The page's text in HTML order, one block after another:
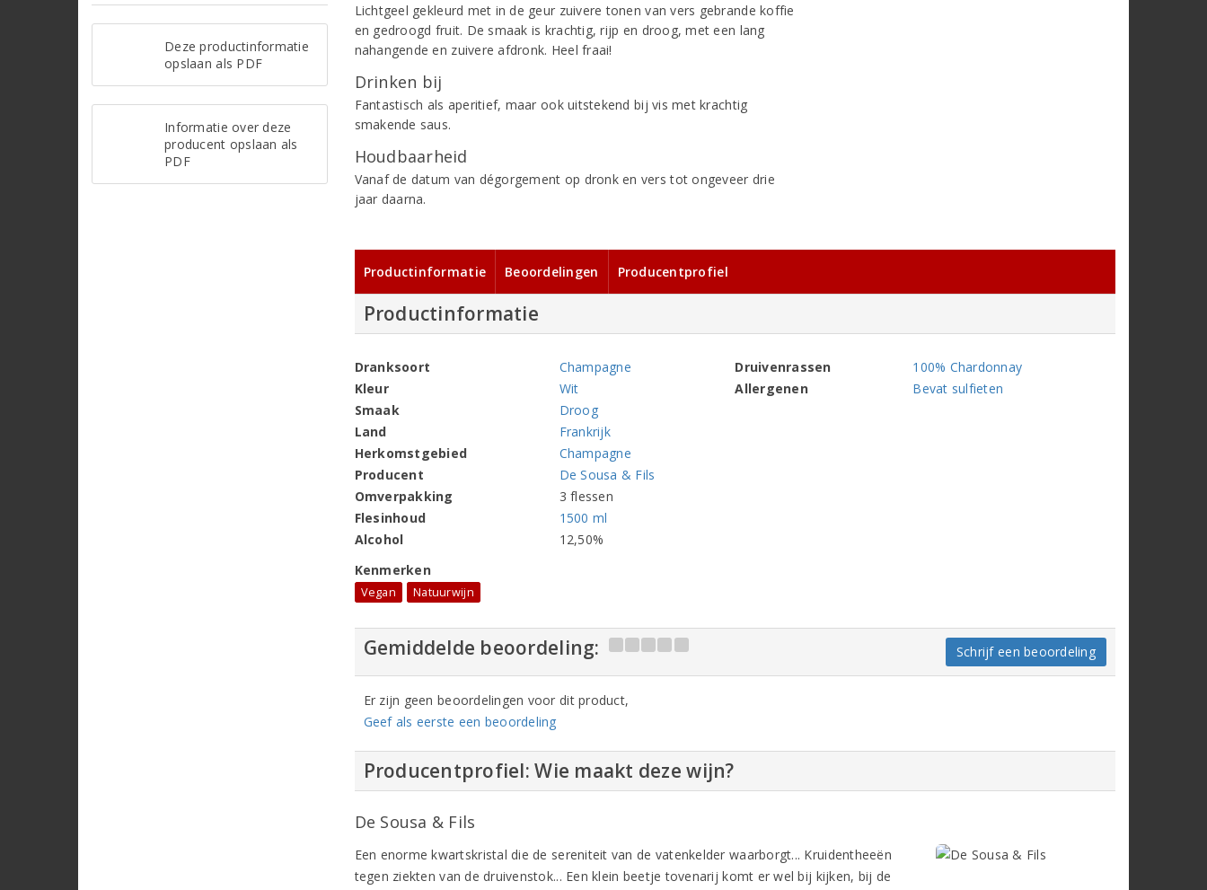
Deze productinformatie
opslaan als PDF
Informatie over deze
producent opslaan als
PDF
Lichtgeel gekleurd met in de geur zuivere tonen van vers gebrande koffie
en gedroogd fruit. De smaak is krachtig, rijp en droog, met een lang
nahangende en zuivere afdronk. Heel fraai!
Drinken bij
Fantastisch als aperitief, maar ook uitstekend bij vis met krachtig
smakende saus.
Houdbaarheid
Vanaf de datum van dégorgement op dronk en vers tot ongeveer drie
jaar daarna.
Productinformatie Beoordelingen Producentprofiel
Productinformatie
Dranksoort
Champagne
Kleur
Wit
Smaak
Droog
Land
Frankrijk
Herkomstgebied
Champagne
Producent
De Sousa & Fils
Omverpakking
3 flessen
Flesinhoud
1500 ml
Alcohol
12,50%
Druivenrassen
100% Chardonnay
Allergenen
Bevat sulfieten
Kenmerken
Vegan Natuurwijn
Gemiddelde beoordeling: Schrijf een beoordeling
Er zijn geen beoordelingen voor dit product,
Geef als eerste een beoordeling
Producentprofiel: Wie maakt deze wijn?
De Sousa & Fils
Een enorme kwartskristal die de sereniteit van de vatenkelder waarborgt... Kruidentheeën
tegen ziekten van de druivenstok... Een klein beetje tovenarij komt er wel bij kijken, bij de